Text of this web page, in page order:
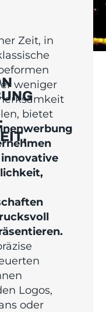
Zeit, in
weniger
bietet
Logos,
oder